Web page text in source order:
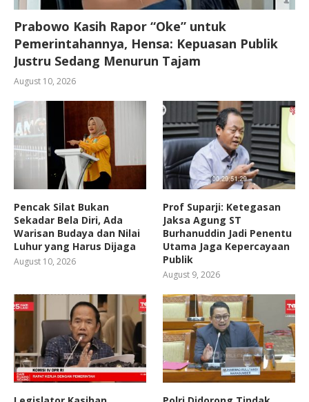
Prabowo Kasih Rapor “Oke” untuk
Pemerintahannya, Hensa: Kepuasan Publik
Justru Sedang Menurun Tajam
August 10, 2026
Pencak Silat Bukan
Sekadar Bela Diri, Ada
Warisan Budaya dan Nilai
Luhur yang Harus Dijaga
August 10, 2026
Prof Suparji: Ketegasan
Jaksa Agung ST
Burhanuddin Jadi Penentu
Utama Jaga Kepercayaan
Publik
August 9, 2026